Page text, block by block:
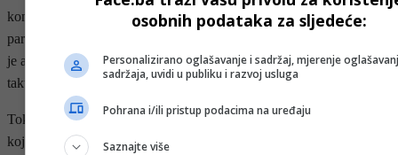
konsultantsku firmu Mares Associates LLC, koja sarađuje s
partnerima na Bliskom istoku, u Evropi, Africi i Južnoj Americi. Bio
je angažovan i u kompaniji Brite-Strike Technologies, koja se bavi
taktičkom opremom i rasvjetom.
Tokom vojne karijere odlikovan je brojnim priznanjima, među
kojima su Legion of Merit, Bronze Star Medal i Combat Action
osobnih podataka za sljedeće:
Personalizirano oglašavanje i sadržaj, mjerenje
sadržaja, uvidi u publiku i razvoj usluga
Pohrana i/ili pristup podacima na uređaju
Saznajte više